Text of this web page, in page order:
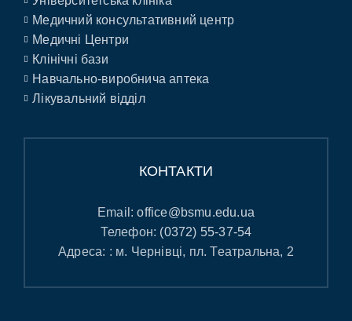
Медичний консультативний центр
Медичні Центри
Клінічні бази
Навчально-виробнича аптека
Лікувальний відділ
КОНТАКТИ
Email:office@bsmu.edu.ua
Телефон: (0372) 55-37-54
Адреса: : м. Чернівці, пл. Театральна, 2